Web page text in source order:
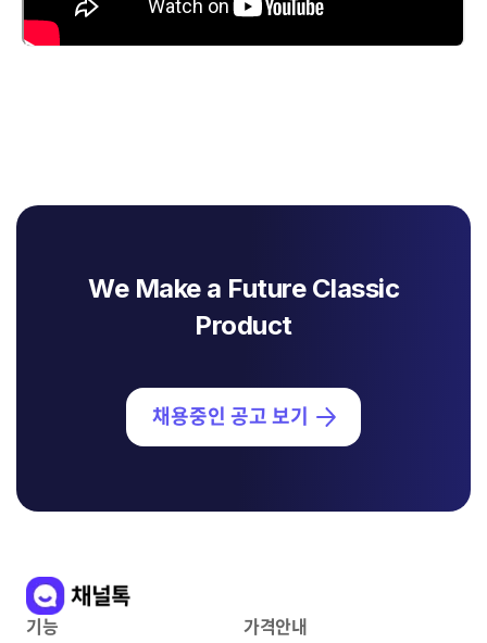
We Make a Future Classic
Product
채용중인 공고 보기
기능
가격안내